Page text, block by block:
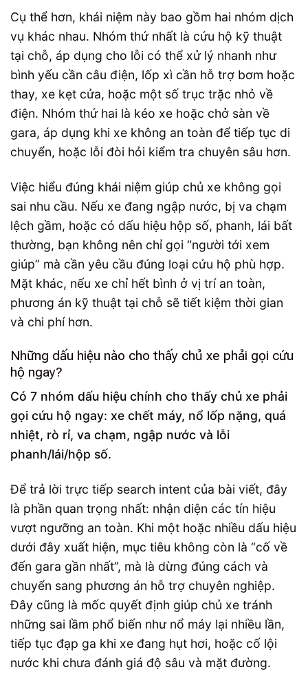
Cụ thể hơn, khái niệm này bao gồm hai nhóm dịch
vụ khác nhau. Nhóm thứ nhất là cứu hộ kỹ thuật
tại chỗ, áp dụng cho lỗi có thể xử lý nhanh như
bình yếu cần câu điện, lốp xì cần hỗ trợ bơm hoặc
thay, xe kẹt cửa, hoặc một số trục trặc nhỏ về
điện. Nhóm thứ hai là kéo xe hoặc chở sàn về
gara, áp dụng khi xe không an toàn để tiếp tục di
chuyển, hoặc lỗi đòi hỏi kiểm tra chuyên sâu hơn.
Việc hiểu đúng khái niệm giúp chủ xe không gọi
sai nhu cầu. Nếu xe đang ngập nước, bị va chạm
lệch gầm, hoặc có dấu hiệu hộp số, phanh, lái bất
thường, bạn không nên chỉ gọi “người tới xem
giúp” mà cần yêu cầu đúng loại cứu hộ phù hợp.
Mặt khác, nếu xe chỉ hết bình ở vị trí an toàn,
phương án kỹ thuật tại chỗ sẽ tiết kiệm thời gian
và chi phí hơn.
Những dấu hiệu nào cho thấy chủ xe phải gọi cứu
hộ ngay?
Có 7 nhóm dấu hiệu chính cho thấy chủ xe phải
gọi cứu hộ ngay: xe chết máy, nổ lốp nặng, quá
nhiệt, rò rỉ, va chạm, ngập nước và lỗi
phanh/lái/hộp số.
Để trả lời trực tiếp search intent của bài viết, đây
là phần quan trọng nhất: nhận diện các tín hiệu
vượt ngưỡng an toàn. Khi một hoặc nhiều dấu hiệu
dưới đây xuất hiện, mục tiêu không còn là “cố về
đến gara gần nhất”, mà là dừng đúng cách và
chuyển sang phương án hỗ trợ chuyên nghiệp.
Đây cũng là mốc quyết định giúp chủ xe tránh
những sai lầm phổ biến như nổ máy lại nhiều lần,
tiếp tục đạp ga khi xe đang hụt hơi, hoặc cố lội
nước khi chưa đánh giá độ sâu và mặt đường.